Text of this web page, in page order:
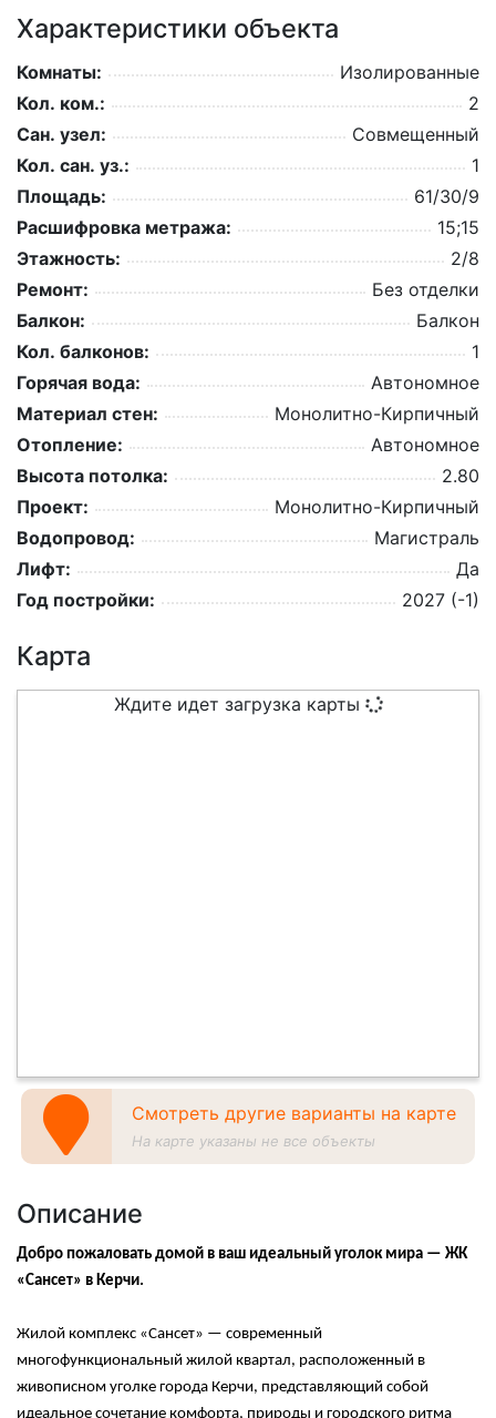
Характеристики объекта
Комнаты:
Изолированные
Кол. ком.:
2
Сан. узел:
Совмещенный
Кол. сан. уз.:
1
Площадь:
61/30/9
Расшифровка метража:
15;15
Этажность:
2/8
Ремонт:
Без отделки
Балкон:
Балкон
Кол. балконов:
1
Горячая вода:
Автономное
Материал стен:
Монолитно-Кирпичный
Отопление:
Автономное
Высота потолка:
2.80
Проект:
Монолитно-Кирпичный
Водопровод:
Магистраль
Лифт:
Да
Год постройки:
2027 (-1)
Карта
Ждите идет загрузка карты
Смотреть другие варианты на карте
На карте указаны не все объекты
Описание
Добро пожаловать домой в ваш идеальный уголок мира — ЖК
«Сансет» в Керчи.
Жилой комплекс «Сансет» — современный
многофункциональный жилой квартал, расположенный в
живописном уголке города Керчи, представляющий собой
идеальное сочетание комфорта, природы и городского ритма